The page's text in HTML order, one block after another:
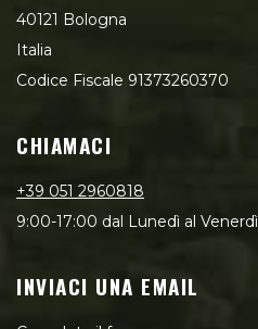
40121 Bologna
Italia
Codice Fiscale 91373260370
CHIAMACI
+39 051 2960818
9:00-17:00 dal Lunedì al Venerdì
INVIACI UNA EMAIL